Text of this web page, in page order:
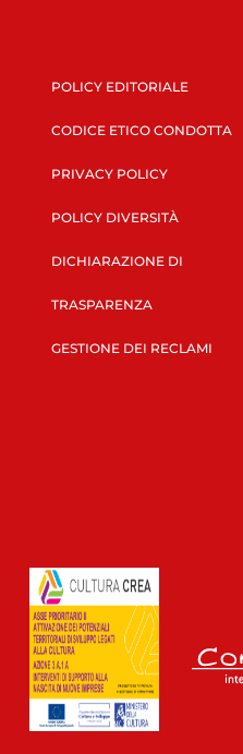
POLICY EDITORIALE
CODICE ETICO CONDOTTA
PRIVACY POLICY
POLICY DIVERSITÀ
DICHIARAZIONE DI
TRASPARENZA
GESTIONE DEI RECLAMI